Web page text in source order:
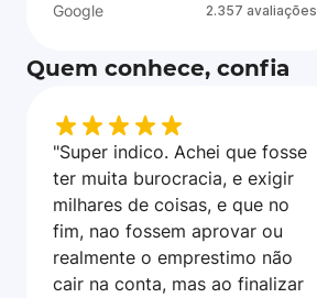
Google 2.357 avaliações
Quem conhece, confia
"Super indico. Achei que fosse
ter muita burocracia, e exigir
milhares de coisas, e que no
fim, nao fossem aprovar ou
realmente o emprestimo não
cair na conta, mas ao finalizar